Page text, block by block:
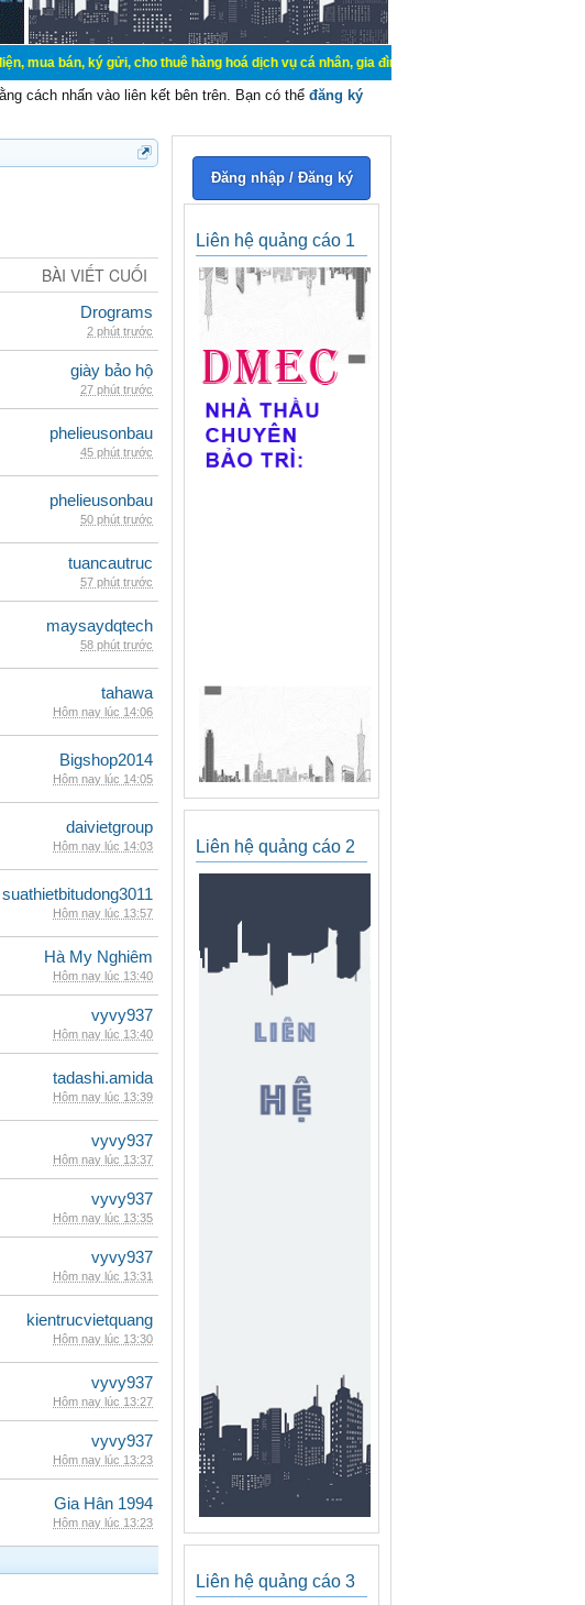
gửi, cho thuê hàng hoá dịch vụ cá nhân, gia đình. Mua bán, ký gửi, cho thuê thiết bị
cách nhấn vào liên kết bên trên. Bạn có thể đăng ký
BÀI VIẾT CUỐI
Drograms
2 phút trước
giày bảo hộ
27 phút trước
phelieusonbau
45 phút trước
phelieusonbau
50 phút trước
tuancautruc
57 phút trước
maysaydqtech
58 phút trước
tahawa
Hôm nay lúc 14:06
Bigshop2014
Hôm nay lúc 14:05
daivietgroup
Hôm nay lúc 14:03
suathietbitudong3011
Hôm nay lúc 13:57
Hà My Nghiêm
Hôm nay lúc 13:40
vyvy937
Hôm nay lúc 13:40
tadashi.amida
Hôm nay lúc 13:39
vyvy937
Hôm nay lúc 13:37
vyvy937
Hôm nay lúc 13:35
vyvy937
Hôm nay lúc 13:31
kientrucvietquang
Hôm nay lúc 13:30
vyvy937
Hôm nay lúc 13:27
vyvy937
Hôm nay lúc 13:23
Gia Hân 1994
Hôm nay lúc 13:23
Đăng nhập / Đăng ký
Liên hệ quảng cáo 1
Liên hệ quảng cáo 2
Liên hệ quảng cáo 3